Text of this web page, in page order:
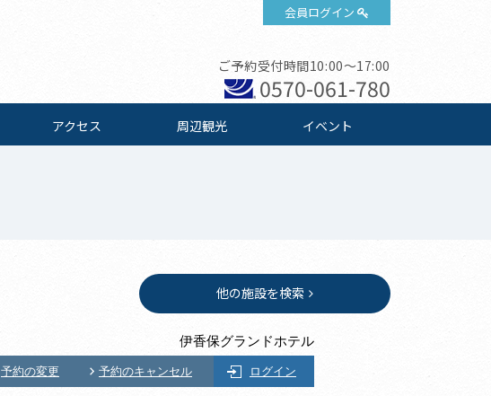
会員ログイン
ご予約受付時間10:00～17:00
0570-061-780
アクセス 周辺観光 イベント
他の施設を検索
伊香保グランドホテル
予約の変更 予約のキャンセル ログイン